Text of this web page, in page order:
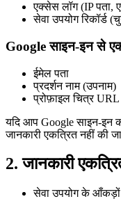
एक्सेस लॉग (IP पता,
सेवा उपयोग रिकॉर्ड
Google साइन-इन से
ईमेल पता
प्रदर्शन नाम (उपनाम)
प्रोफ़ाइल चित्र URL
यदि आप Google साइन-इन
जानकारी एकत्रित नहीं की
2. जानकारी
सेवा उपयोग के आँकड़ों